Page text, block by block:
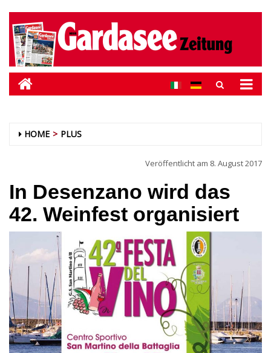
HOME PLUS
Veröffentlicht am 8. August 2017
In Desenzano wird das
42. Weinfest organisiert